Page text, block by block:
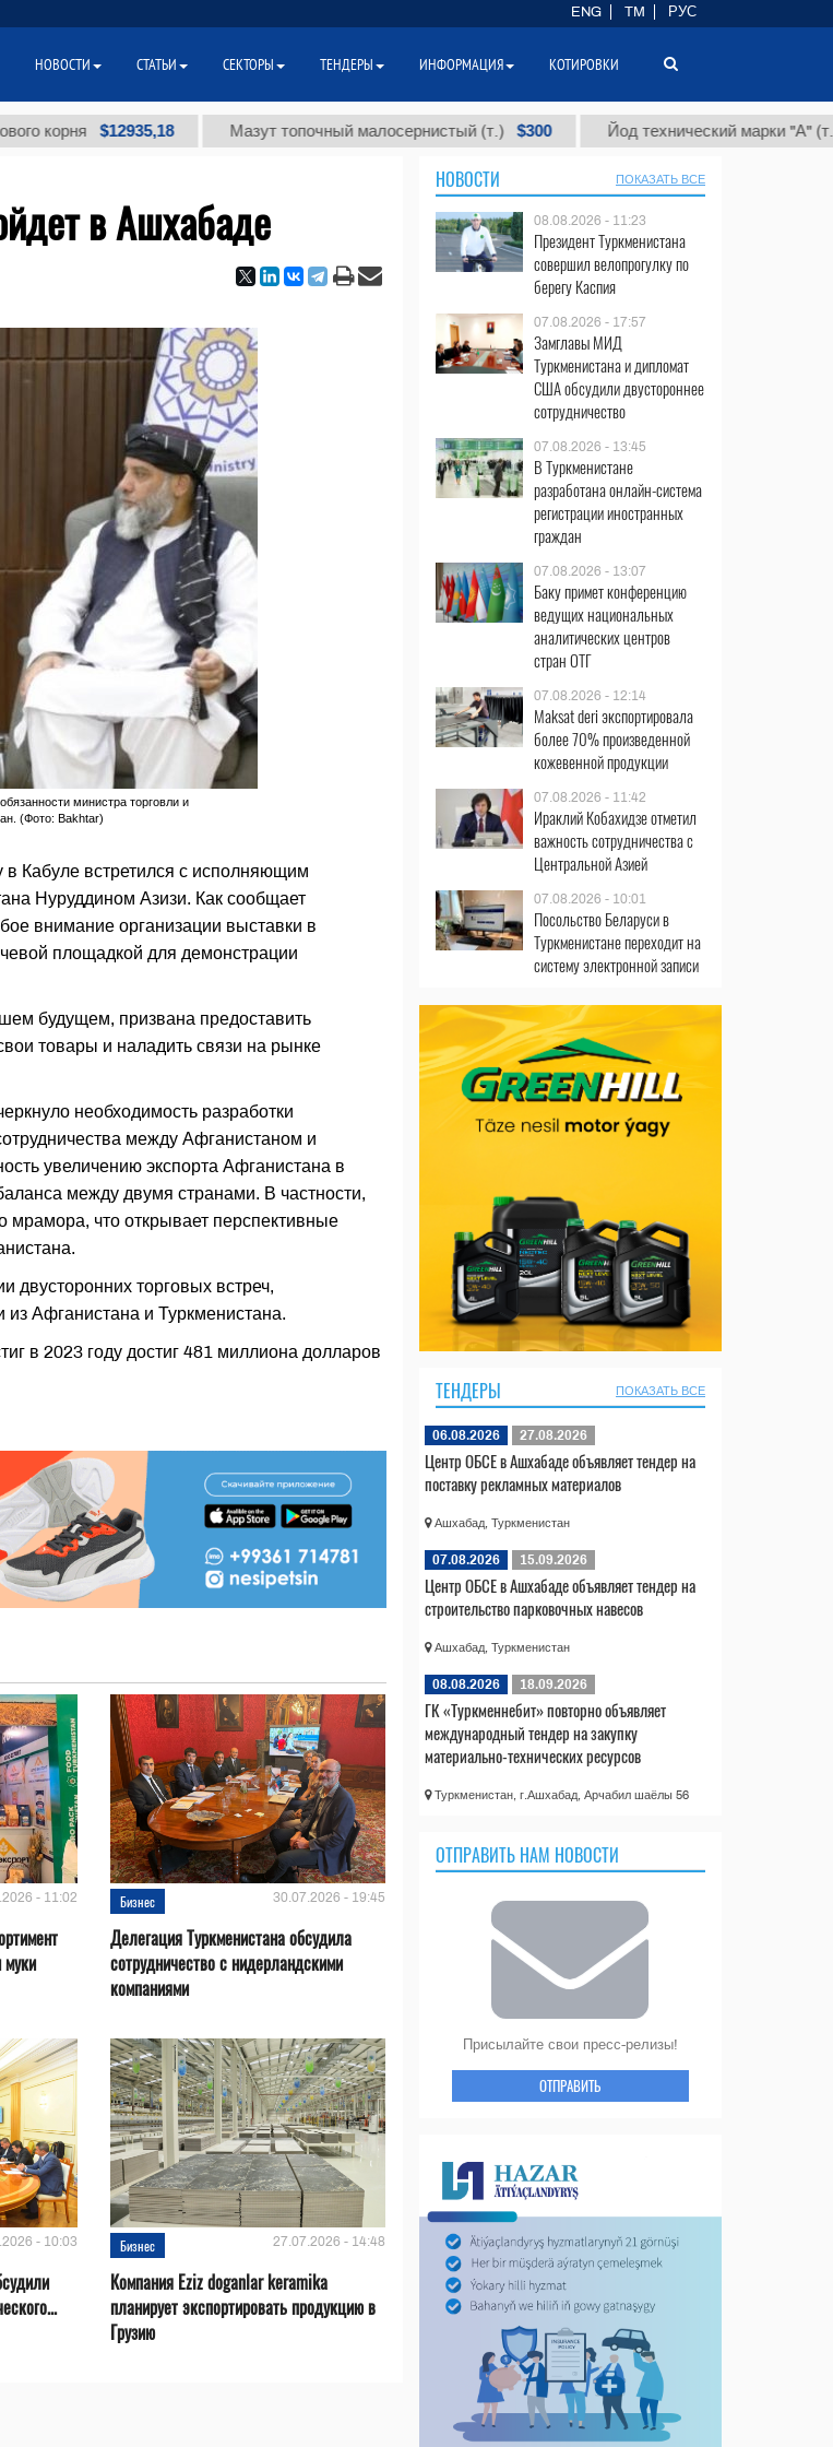
$12935,18 Мазут топочный малосернистый (т.) $300 Йод технический марки "А" (т.) $86
в Ашхабаде
министра торговли и
(Фото: Bakhtar)
Кабуле встретился с исполняющим
Нуруддином Азизи. Как сообщает
внимание организации выставки в
площадкой для демонстрации
будущем, призвана предоставить
товары и наладить связи на рынке
необходимость разработки
между Афганистаном и
увеличению экспорта Афганистана в
между двумя странами. В частности,
мрамора, что открывает перспективные
двусторонних торговых встреч,
Афганистана и Туркменистана.
в 2023 году достиг 481 миллиона долларов
- 11:02
муки
Бизнес 30.07.2026 - 19:45
Делегация Туркменистана обсудила
сотрудничество с нидерландскими
компаниями
- 10:03 Бизнес 27.07.2026 - 14:48
Компания Eziz doganlar keramika
планирует экспортировать продукцию в
Грузию
НОВОСТИ ПОКАЗАТЬ ВСЕ
08.08.2026 - 11:23
Президент Туркменистана
совершил велопрогулку по
берегу Каспия
07.08.2026 - 17:57
Замглавы МИД
Туркменистана и дипломат
США обсудили двустороннее
сотрудничество
07.08.2026 - 13:45
В Туркменистане
разработана онлайн-система
регистрации иностранных
граждан
07.08.2026 - 13:07
Баку примет конференцию
ведущих национальных
аналитических центров
стран ОТГ
07.08.2026 - 12:14
Maksat deri экспортировала
более 70% произведенной
кожевенной продукции
07.08.2026 - 11:42
Ираклий Кобахидзе отметил
важность сотрудничества с
Центральной Азией
07.08.2026 - 10:01
Посольство Беларуси в
Туркменистане переходит на
систему электронной записи
ТЕНДЕРЫ ПОКАЗАТЬ ВСЕ
06.08.2026 27.08.2026
Центр ОБСЕ в Ашхабаде объявляет тендер на
поставку рекламных материалов
Ашхабад, Туркменистан
07.08.2026 15.09.2026
Центр ОБСЕ в Ашхабаде объявляет тендер на
строительство парковочных навесов
Ашхабад, Туркменистан
08.08.2026 18.09.2026
ГК «Туркменнебит» повторно объявляет
международный тендер на закупку
материально-технических ресурсов
Туркменистан, г.Ашхабад, Арчабил шаёлы 56
ОТПРАВИТЬ НАМ НОВОСТИ
Присылайте свои пресс-релизы!
ОТПРАВИТЬ
ENG TM РУС
НОВОСТИ СТАТЬИ СЕКТОРЫ ТЕНДЕРЫ ИНФОРМАЦИЯ КОТИРОВКИ